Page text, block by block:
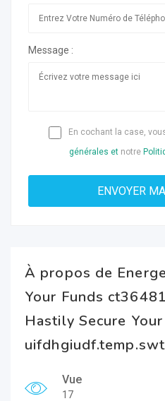
Message :
En cochant la case,
générales et notre
À propos de
Your Funds
Hastily Secure
Vue
17